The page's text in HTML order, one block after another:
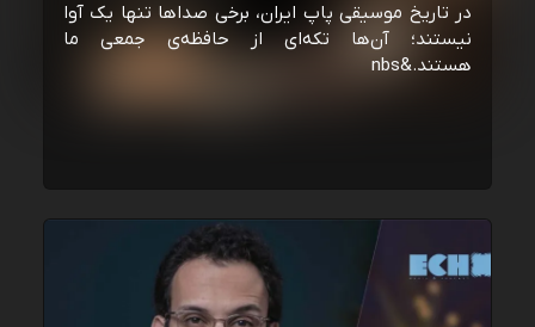
در تاریخ موسیقی پاپ ایران، برخی صداها تنها یک آوا
نیستند؛ آن‌ها تکه‌ای از حافظه‌ی جمعی ما
هستند.&nbs